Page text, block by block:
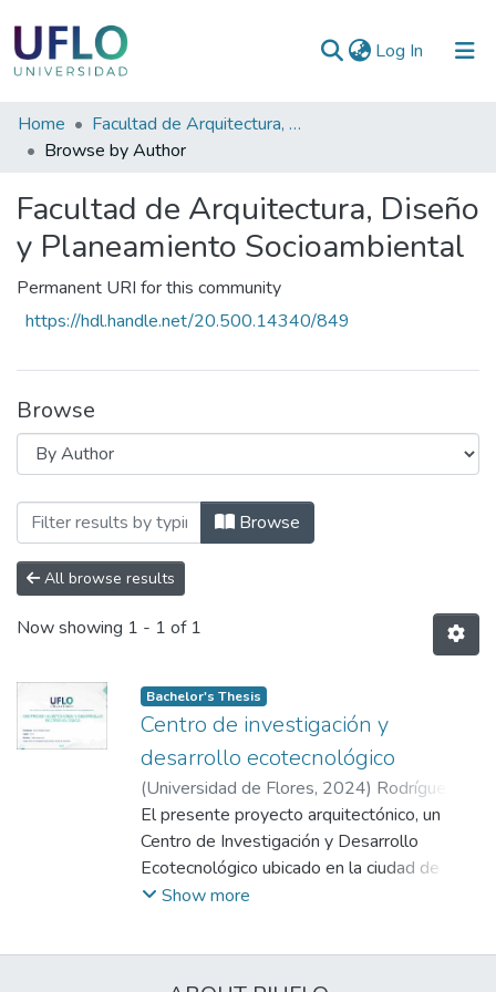
Log In (current)
Communities
&
All of RIUFLO
Home
Facultad de Arquitectura, Diseño y Planeamiento Socioambiental
Browse by Author
Facultad de Arquitectura, Diseño
y Planeamiento Socioambiental
Permanent URI for this community
https://hdl.handle.net/20.500.14340/849
Browse
Browsing Facultad de Arquitectura,
Browse
All browse results
Now showing 1 - 1 of 1
Bachelor's Thesis
Centro de investigación y
desarrollo ecotecnológico
(Universidad de Flores, 2024) Rodríguez
García, Henry;Virzi, Andrés
El presente proyecto arquitectónico, un
Centro de Investigación y Desarrollo
Ecotecnológico ubicado en la ciudad de
Neuquén, Argentina, representa una
Show more